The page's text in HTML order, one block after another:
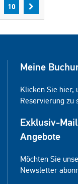
10
Meine
Klicken Sie hier,
Reservierung zu
Exklusiv-
Angebote
Möchten Sie
Newsletter